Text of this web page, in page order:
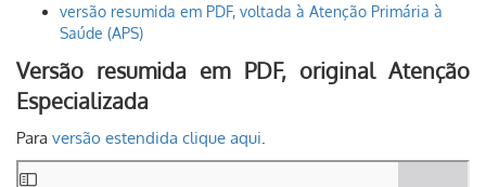
versão resumida em PDF, voltada à Atenção Primária à
Saúde (APS)
Versão resumida em PDF, original Atenção
Especializada
Para versão estendida clique aqui.